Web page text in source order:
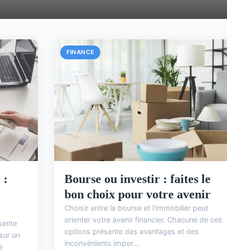
:
un
FINANCE
Bourse ou investir : faites le
bon choix pour votre avenir
Choisir entre la bourse et l'immobilier peut
orienter votre avenir financier. Chacune de ces
options présente des avantages et des
inconvénients impor...